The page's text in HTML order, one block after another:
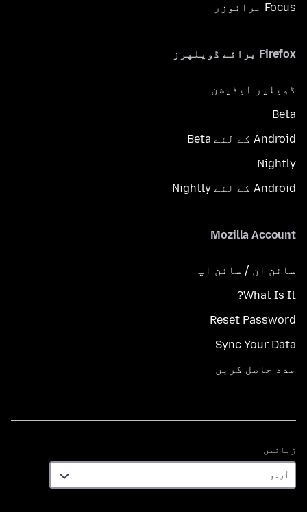
Focus برائوزر
Firefox برائے ڈویلپرز
ڈویلپر ایڈیشن
Beta
Android کے لئے Beta
Nightly
Android کے لئے Nightly
Mozilla Account
سائن ان / سائن اپ
What Is It?
Reset Password
Sync Your Data
مدد حاصل کریں
زبانیں